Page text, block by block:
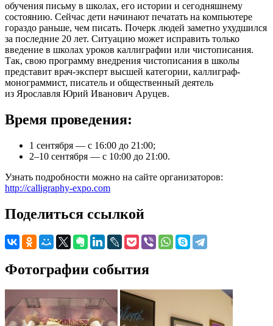
обучения письму в школах, его истории и сегодняшнему
состоянию. Сейчас дети начинают печатать на компьютере
гораздо раньше, чем писать. Почерк людей заметно ухудшился
за последние 20 лет. Ситуацию может исправить только
введение в школах уроков каллиграфии или чистописания.
Так, свою программу внедрения чистописания в школы
представит врач-эксперт высшей категории, каллиграф-
монограммист, писатель и общественный деятель
из Ярославля Юрий Иванович Аруцев.
Время проведения:
1 сентября — с 16:00 до 21:00;
2–10 сентября — с 10:00 до 21:00.
Узнать подробности можно на сайте организаторов:
http://calligraphy-expo.com
Поделиться ссылкой
Фотографии события